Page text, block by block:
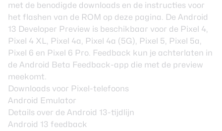
met de benodigde downloads en de instructies voor
het flashen van de ROM op deze pagina. De Android
13 Developer Preview is beschikbaar voor de Pixel 4,
Pixel 4 XL, Pixel 4a, Pixel 4a (5G), Pixel 5, Pixel 5a,
Pixel 6 en Pixel 6 Pro. Feedback kun je achterlaten in
de Android Beta Feedback-app die met de preview
meekomt.
Downloads voor Pixel-telefoons
Android Emulator
Details over de Android 13-tijdlijn
Android 13 feedback